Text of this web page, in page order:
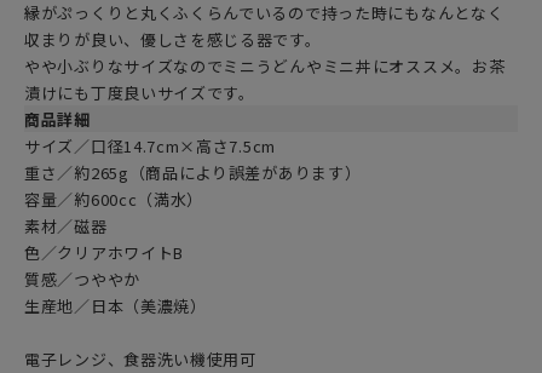
縁がぷっくりと丸くふくらんでいるので持った時にもなんとなく
収まりが良い、優しさを感じる器です。
やや小ぶりなサイズなのでミニうどんやミニ丼にオススメ。お茶
漬けにも丁度良いサイズです。
商品詳細
サイズ／口径14.7cm×高さ7.5cm
重さ／約265g（商品により誤差があります）
容量／約600cc（満水）
素材／磁器
色／クリアホワイトB
質感／つややか
生産地／日本（美濃焼）
電子レンジ、食器洗い機使用可